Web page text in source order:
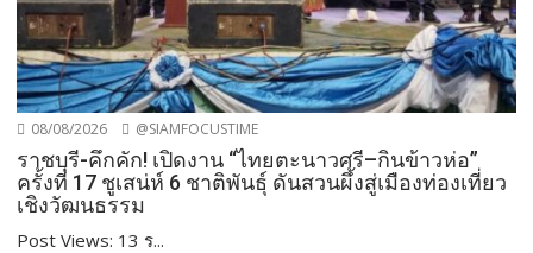
08/08/2026 @SIAMFOCUSTIME
ราชบุรี-คึกคัก! เปิดงาน “ไทยตะนาวศรี–กินข้าวห่อ”
ครั้งที่ 17 ชูเสน่ห์ 6 ชาติพันธุ์ ดันสวนผึ้งสู่เมืองท่องเที่ยว
เชิงวัฒนธรรม
Post Views: 13 ร...